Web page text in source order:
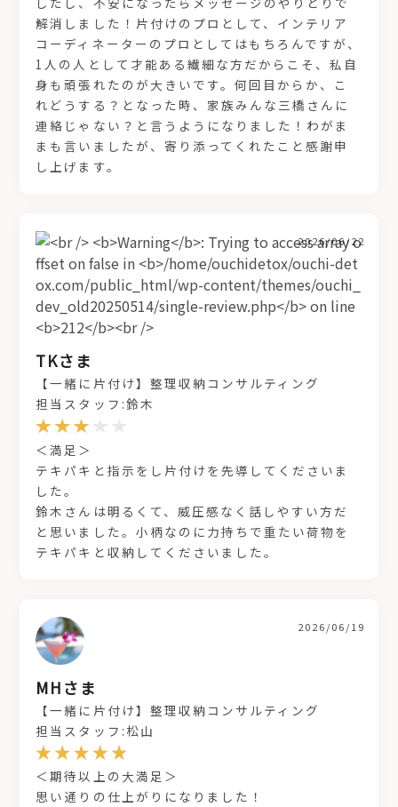
解消しました！片付けのプロとして、インテリア
コーディネーターのプロとしてはもちろんですが、
1人の人として才能ある繊細な方だからこそ、私自
身も頑張れたのが大きいです。何回目からか、こ
れどうする？となった時、家族みんな三橋さんに
連絡じゃない？と言うようになりました！わがま
まも言いましたが、寄り添ってくれたこと感謝申
し上げます。
TKさま
2026/06/22
【一緒に片付け】整理収納コンサルティング
担当スタッフ:鈴木
＜満足＞
テキパキと指示をし片付けを先導してくださいま
した。
鈴木さんは明るくて、威圧感なく話しやすい方だ
と思いました。小柄なのに力持ちで重たい荷物を
テキパキと収納してくださいました。
MHさま
2026/06/19
【一緒に片付け】整理収納コンサルティング
担当スタッフ:松山
＜期待以上の大満足＞
思い通りの仕上がりになりました！